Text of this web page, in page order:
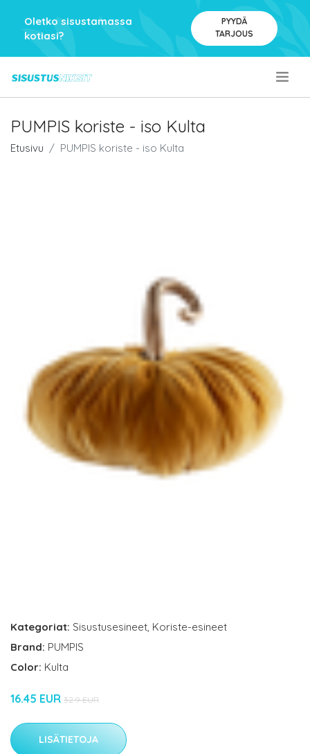
Oletko sisustamassa
kotiasi?
PYYDÄ
TARJOUS
PUMPIS koriste - iso Kulta
Etusivu PUMPIS koriste - iso Kulta
Kategoriat: Sisustusesineet, Koriste-esineet
Brand: PUMPIS
Color: Kulta
16.45 EUR 32.9 EUR
LISÄTIETOJA